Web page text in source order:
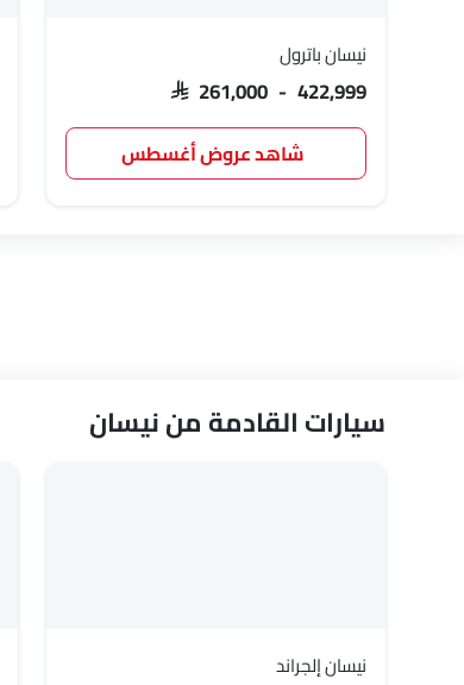
نيسان باترول
SAR 261,000 - 422,999
شاهد عروض أغسطس
سيارات القادمة من نيسان
نيسان إلجراند